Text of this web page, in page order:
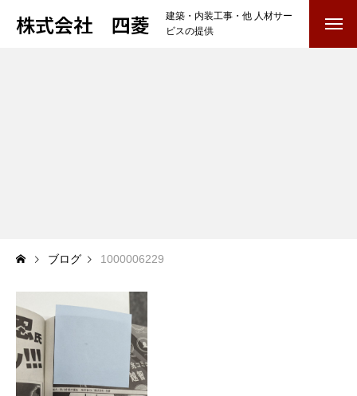
株式会社 四菱
建築・内装工事・他 人材サー
ビスの提供
RECRUIT
募集要項
PARTNER
ブログ 1000006229